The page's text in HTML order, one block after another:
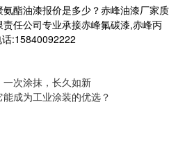
酯油漆报价是多少？赤峰油漆厂家质
任公司专业承接赤峰氟碳漆,赤峰丙
:15840092222
次涂抹，长久如新
成为工业涂装的优选？